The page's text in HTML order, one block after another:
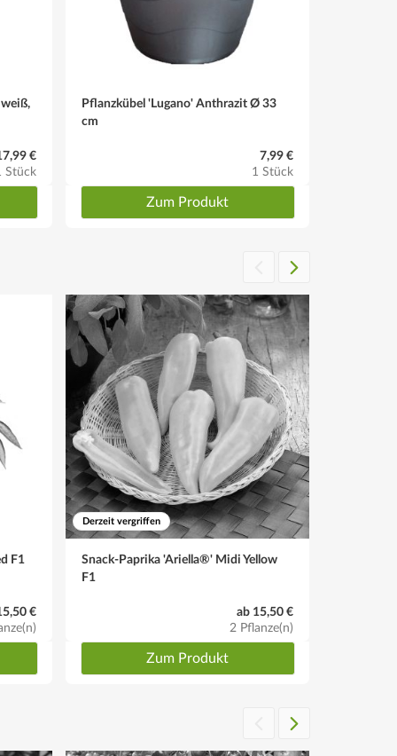
€
Stück
Pflanzkübel 'Lugano' Anthrazit Ø 33
cm
7,99 €
1 Stück
Zum Produkt
F1
€
Derzeit vergriffen
Snack-Paprika 'Ariella®' Midi Yellow
F1
ab 15,50 €
2 Pflanze(n)
Zum Produkt